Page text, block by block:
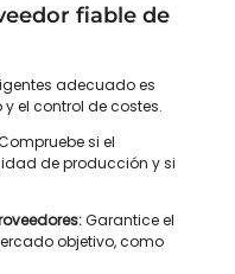
fiable de
adecuado es
el control de costes.
si el
de producción y si
Garantice el
objetivo, como